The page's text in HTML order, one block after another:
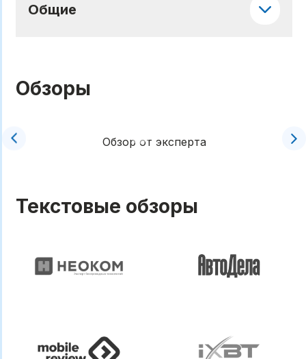
Общие
Обзоры
Обзор от эксперта
Текстовые обзоры